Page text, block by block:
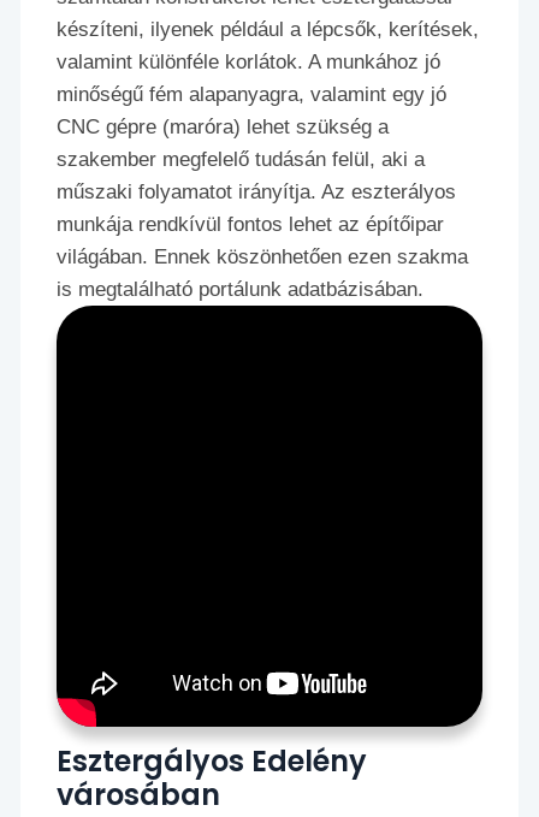
készíteni, ilyenek például a lépcsők, kerítések,
valamint különféle korlátok. A munkához jó
minőségű fém alapanyagra, valamint egy jó
CNC gépre (maróra) lehet szükség a
szakember megfelelő tudásán felül, aki a
műszaki folyamatot irányítja. Az eszterályos
munkája rendkívül fontos lehet az építőipar
világában. Ennek köszönhetően ezen szakma
is megtalálható portálunk adatbázisában.
Esztergályos Edelény
városában